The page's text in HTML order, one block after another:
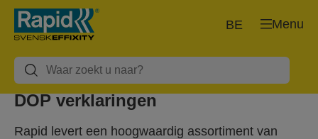
Menu
BE
DOP verklaringen
Rapid levert een hoogwaardig assortiment van